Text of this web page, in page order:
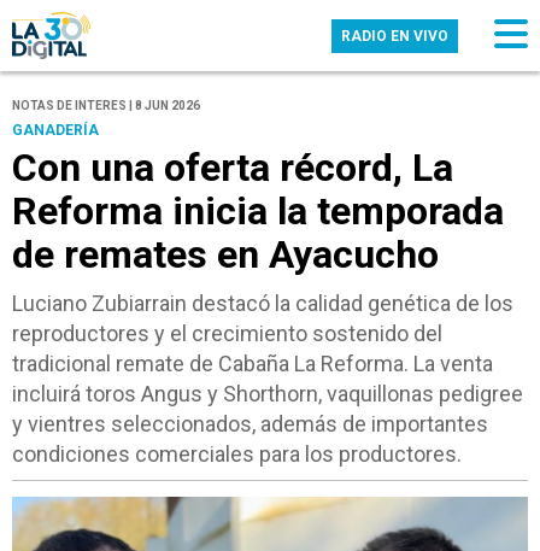
RADIO EN VIVO
NOTAS DE INTERES | 8 JUN 2026
GANADERÍA
Con una oferta récord, La
Reforma inicia la temporada
de remates en Ayacucho
Luciano Zubiarrain destacó la calidad genética de los
reproductores y el crecimiento sostenido del
tradicional remate de Cabaña La Reforma. La venta
incluirá toros Angus y Shorthorn, vaquillonas pedigree
y vientres seleccionados, además de importantes
condiciones comerciales para los productores.